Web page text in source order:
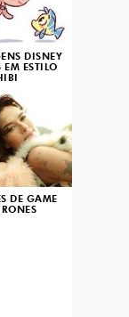
DISNEY
EM ESTILO
DE GAME